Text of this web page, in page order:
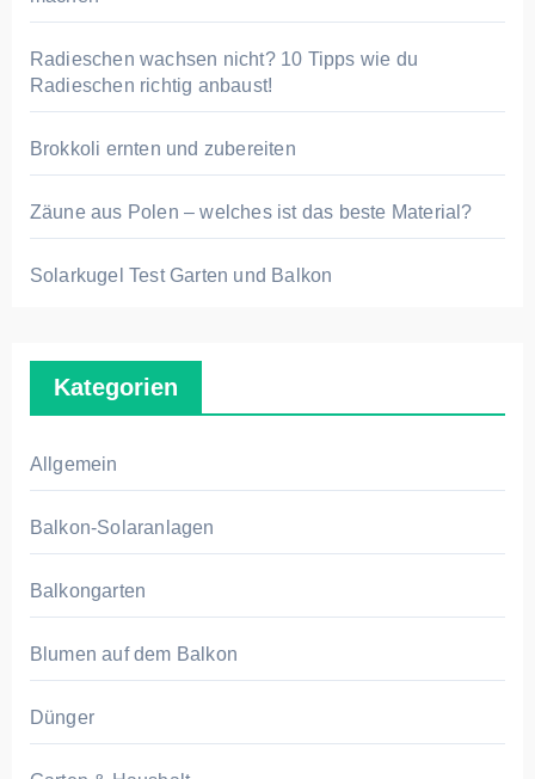
Radieschen wachsen nicht? 10 Tipps wie du
Radieschen richtig anbaust!
Brokkoli ernten und zubereiten
Zäune aus Polen – welches ist das beste Material?
Solarkugel Test Garten und Balkon
Kategorien
Allgemein
Balkon-Solaranlagen
Balkongarten
Blumen auf dem Balkon
Dünger